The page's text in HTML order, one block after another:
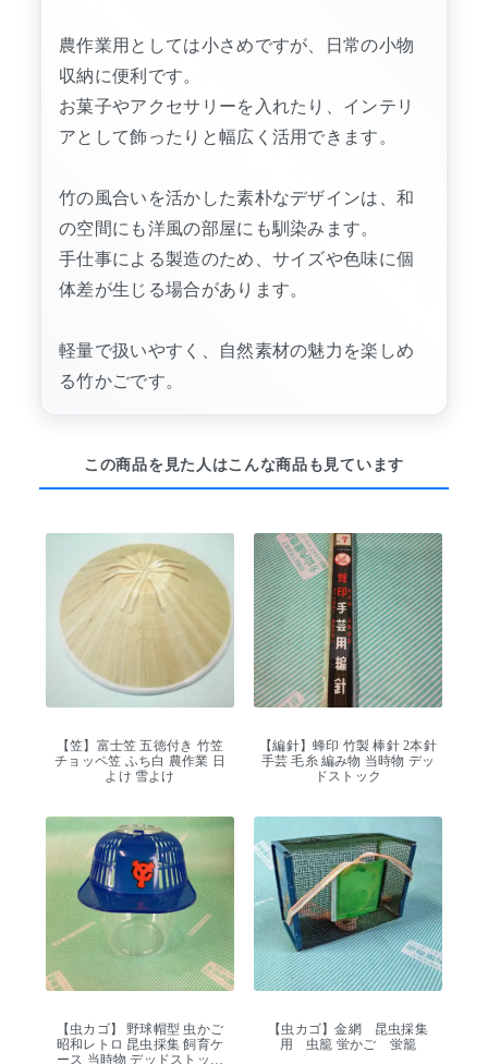
農作業用としては小さめですが、日常の小物
収納に便利です。
お菓子やアクセサリーを入れたり、インテリ
アとして飾ったりと幅広く活用できます。
竹の風合いを活かした素朴なデザインは、和
の空間にも洋風の部屋にも馴染みます。
手仕事による製造のため、サイズや色味に個
体差が生じる場合があります。
軽量で扱いやすく、自然素材の魅力を楽しめ
る竹かごです。
この商品を見た人はこんな商品も見ています
【笠】富士笠 五徳付き 竹笠
チョッペ笠 ふち白 農作業 日
よけ 雪よけ
【編針】蜂印 竹製 棒針 2本針
手芸 毛糸 編み物 当時物 デッ
ドストック
【虫カゴ】 野球帽型 虫かご
昭和レトロ 昆虫採集 飼育ケ
ース 当時物 デッドストック
【虫カゴ】金網 昆虫採集
用 虫籠 蛍かご 蛍籠